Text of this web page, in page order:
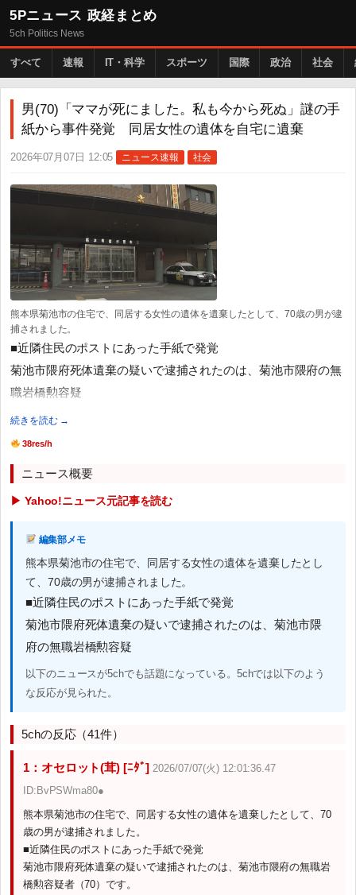
5Pニュース 政経まとめ
5ch Politics News
すべて 速報 IT・科学 スポーツ 国際 政治 社会
男(70)「ママが死にました。私も今から死ぬ」謎の手
紙から事件発覚 同居女性の遺体を自宅に遺棄
2026年07月07日 12:05 ニュース速報 社会
熊本県菊池市の住宅で、同居する女性の遺体を遺棄したとして、70歳の男が逮
捕されました。
■近隣住民のポストにあった手紙で発覚
菊池市隈府死体遺棄の疑いで逮捕されたのは、菊池市隈府の無
職岩橋勲容疑
続きを読む →
38res/h
ニュース概要
▶ Yahoo!ニュース元記事を読む
編集部メモ
熊本県菊池市の住宅で、同居する女性の遺体を遺棄したとし
て、70歳の男が逮捕されました。
■近隣住民のポストにあった手紙で発覚
菊池市隈府死体遺棄の疑いで逮捕されたのは、菊池市隈
府の無職岩橋勲容疑
以下のニュースが5chでも話題になっている。5chでは以下のよう
な反応が見られた。
5chの反応（41件）
1：オセロット(茸) [ﾆﾀﾞ] 2026/07/07(火) 12:01:36.47
ID:BvPSWma80●
熊本県菊池市の住宅で、同居する女性の遺体を遺棄したとして、70
歳の男が逮捕されました。
■近隣住民のポストにあった手紙で発覚
菊池市隈府死体遺棄の疑いで逮捕されたのは、菊池市隈府の無職岩
橋勲容疑者（70）です。